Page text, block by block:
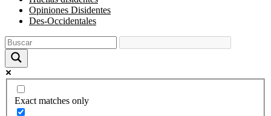
Opiniones Disidentes
Des-Occidentales
Exact matches only